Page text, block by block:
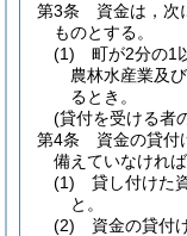
第3条
資金は，次
ものとする。
(1)
町が2分の1
農林水産業及
るとき。
(貸付を受ける者
第4条
資金の貸付
備えていなければ
(1)
貸し付けた
と。
(2)
資金の貸付